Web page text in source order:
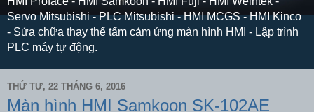
Servo Mitsubishi - PLC Mitsubishi - HMI MCGS - HMI Kinco
- Sửa chữa thay thế tấm cảm ứng màn hình HMI - Lập trình
PLC máy tự động.
THỨ TƯ, 22 THÁNG 6, 2016
Màn hình HMI Samkoon SK-102AE